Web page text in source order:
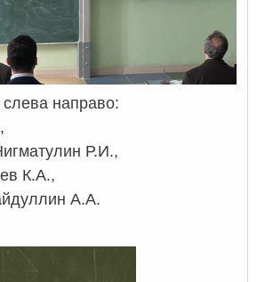
направо:
Р.И.,
К.А.,
А.А.